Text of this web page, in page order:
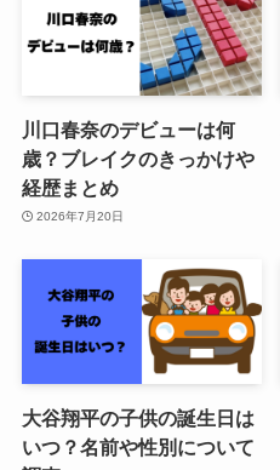
川口春奈のデビューは何
歳？ブレイクのきっかけや
経歴まとめ
2026年7月20日
大谷翔平の子供の誕生日は
いつ？名前や性別について